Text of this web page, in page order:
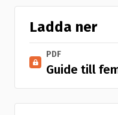
Ladda ner
PDF
Guide till